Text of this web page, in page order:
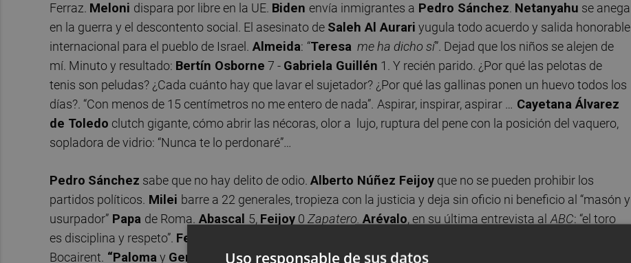
Ferraz. Meloni dispara por libre en la UE. Biden envía inmigrantes a Pedro Sánchez. Netanyahu se anega
en la guerra y el descontento social. El asesinato de Saleh Al Aurari yugula todo acuerdo y salida honorable
internacional para el pueblo de Israel. Almeida: “Teresa me ha dicho sí”. Dejad que los niños se alejen de
mí. Minuto y resultado: Bertín Osborne 7 - Gabriela Guillén 1. Y recién parido. ¿Por qué las pelotas de
tenis son peludas? ¿Cada cuánto hay que lavar el sujetador? ¿Por qué las gallinas ponen un huevo todos los
días?. “Con menos de 15 centímetros no me entero de nada”. Aspirar, inspirar, aspirar … Cayetana Álvarez
de Toledo clutch gigante, cómo abrir las nécoras, olor a lujo, ruptura del pene con la posición del vaquero,
sopladora de vidrio: “Nunca te lo perdonaré”…
Pedro Sánchez sabe que no hay delito de odio. Alberto Núñez Feijoy que no se pueden prohibir los
partidos políticos. Milei barre a 22 generales, tropieza con la justicia y deja sin oficio ni beneficio al “masón y
usurpador” Papa de Roma. Abascal 5, Feijoy 0 Zapatero. Arévalo, en su última entrevista al ABC: “el toro
es disciplina y respeto”. Federico de Dinamarca
Bocairent. “Paloma y Genoveva: las Señoras Finísimas que siguen ganado a las que facturan”. El Muro
Uso responsable de sus datos